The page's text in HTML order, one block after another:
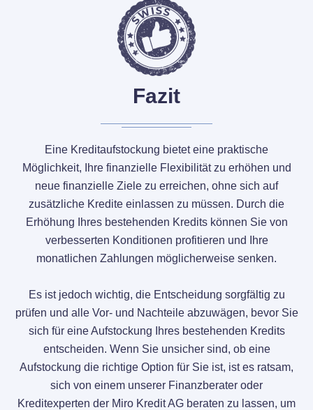
Fazit
Eine Kreditaufstockung bietet eine praktische
Möglichkeit, Ihre finanzielle Flexibilität zu erhöhen und
neue finanzielle Ziele zu erreichen, ohne sich auf
zusätzliche Kredite einlassen zu müssen. Durch die
Erhöhung Ihres bestehenden Kredits können Sie von
verbesserten Konditionen profitieren und Ihre
monatlichen Zahlungen möglicherweise senken.
Es ist jedoch wichtig, die Entscheidung sorgfältig zu
prüfen und alle Vor- und Nachteile abzuwägen, bevor Sie
sich für eine Aufstockung Ihres bestehenden Kredits
entscheiden. Wenn Sie unsicher sind, ob eine
Aufstockung die richtige Option für Sie ist, ist es ratsam,
sich von einem unserer Finanzberater oder
Kreditexperten der Miro Kredit AG beraten zu lassen, um